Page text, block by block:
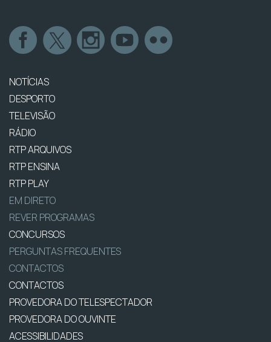
NOTÍCIAS
DESPORTO
TELEVISÃO
RÁDIO
RTP ARQUIVOS
RTP ENSINA
RTP PLAY
EM DIRETO
REVER PROGRAMAS
CONCURSOS
PERGUNTAS FREQUENTES
CONTACTOS
CONTACTOS
PROVEDORA DO TELESPECTADOR
PROVEDORA DO OUVINTE
ACESSIBILIDADES